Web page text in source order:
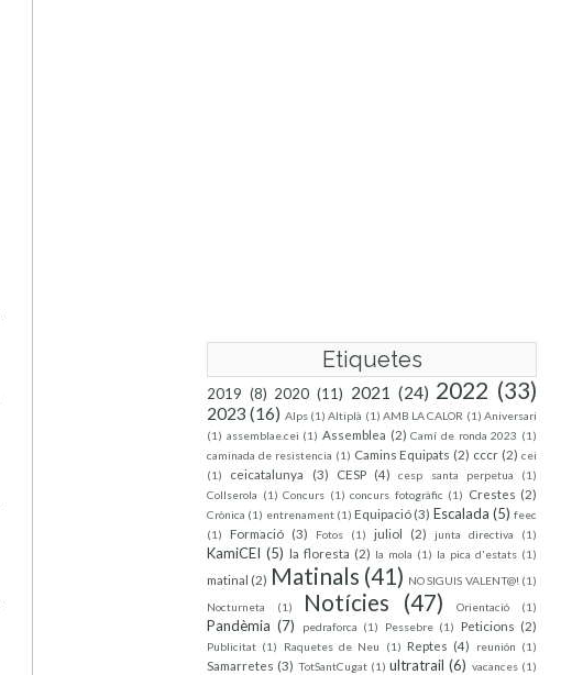
Etiquetes
2019 (8) 2020 (11) 2021 (24) 2022 (33)
2023 (16) Alps (1) Altiplà (1) AMB LA CALOR (1) Aniversari
(1) assemblae.cei (1) Assemblea (2) Camí de ronda 2023 (1)
caminada de resistencia (1) Camins Equipats (2) cccr (2) cei
(1)
ceicatalunya (3) CESP (4) cesp santa perpetua
(1)
Collserola (1) Concurs (1) concurs fotogràfic (1) Crestes (2)
Crònica (1) entrenament (1) Equipació (3) Escalada (5) feec
(1)
Formació (3) Fotos (1) juliol (2) junta directiva (1)
KamiCEI (5) la floresta (2) la mola (1) la pica d'estats (1)
matinal (2) Matinals (41) NO SIGUIS VALENT@! (1)
Nocturneta
(1) Notícies (47) Orientació (1)
Pandèmia (7) pedraforca (1) Pessebre (1) Peticions (2)
Publicitat (1) Raquetes de Neu (1) Reptes (4) reunión (1)
Samarretes (3) TotSantCugat (1) ultratrail (6) vacances (1)